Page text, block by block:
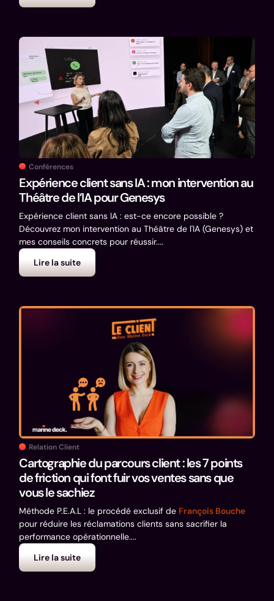
Conférences
Expérience client sans IA : mon intervention au
Théâtre de l’IA pour Genesys
Expérience client sans IA : est-ce encore possible ?
Découvrez mon intervention au Théâtre de l'IA (Genesys) et
mes conseils concrets pour réussir....
Lire la suite
Relation Client
Cartographie du parcours client : les 7 points
de friction qui font fuir vos ventes sans que
vous le sachiez
Méthode P.E.A.L : le procédé exclusif de François Bouche
pour réduire les réclamations clients sans sacrifier la
performance opérationnelle....
Lire la suite